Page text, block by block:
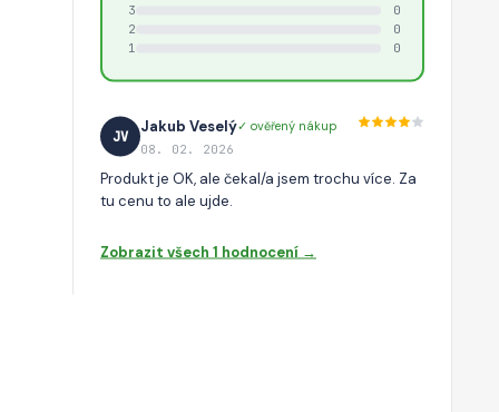
3
0
2
0
1
0
JV
Jakub Veselý✓ ověřený nákup
08. 02. 2026
Produkt je OK, ale čekal/a jsem trochu více. Za
tu cenu to ale ujde.
Zobrazit všech 1 hodnocení →